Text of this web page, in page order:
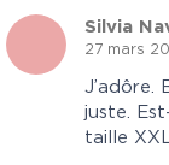
Silvia
27 mars
J’adôre.
juste.
taille